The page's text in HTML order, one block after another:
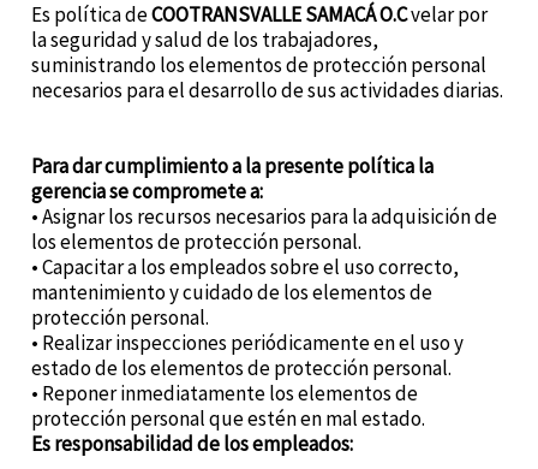
Es política deCOOTRANSVALLE SAMACÁ O.Cvelar por
la seguridad y salud de los trabajadores,
suministrando los elementos de protección personal
necesarios para el desarrollo de sus actividades diarias.
Para dar cumplimiento a la presente política la
gerencia se compromete a:
• Asignar los recursos necesarios para la adquisición de
los elementos de protección personal.
• Capacitar a los empleados sobre el uso correcto,
mantenimiento y cuidado de los elementos de
protección personal.
• Realizar inspecciones periódicamente en el uso y
estado de los elementos de protección personal.
• Reponer inmediatamente los elementos de
protección personal que estén en mal estado.
Es responsabilidad de los empleados: